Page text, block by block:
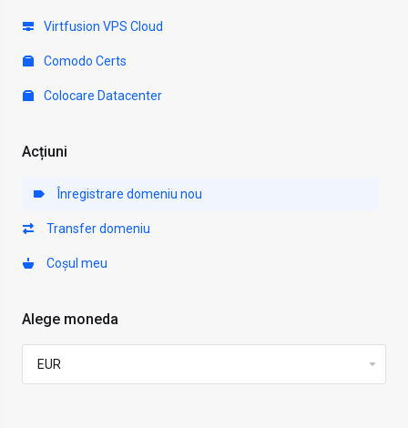
Virtfusion VPS Cloud
Comodo Certs
Colocare Datacenter
Acțiuni
Înregistrare domeniu nou
Transfer domeniu
Coșul meu
Alege moneda